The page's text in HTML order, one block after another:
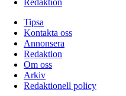
Redaktion
Tipsa
Kontakta oss
Annonsera
Redaktion
Om oss
Arkiv
Redaktionell policy